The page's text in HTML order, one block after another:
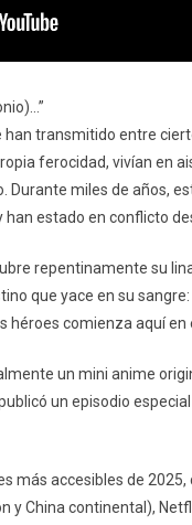
han transmitido entre
ferocidad, vivían en
Durante miles de años,
han estado en conflicto
repentinamente su
que yace en su
héroes comienza aquí
un mini anime
un episodio
más accesibles de
y China continental),